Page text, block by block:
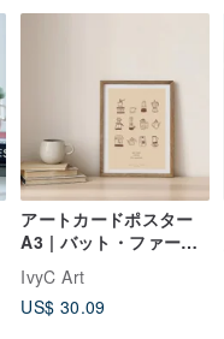
アートカードポスター
A3 | バット・ファース
シャルズポスターコレ
クション
IvyC Art
US$ 30.09